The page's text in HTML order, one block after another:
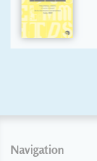
Navigation